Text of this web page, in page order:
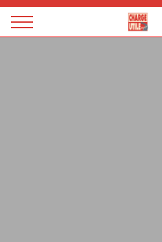
Magazine
Panneau de gestion des cookies